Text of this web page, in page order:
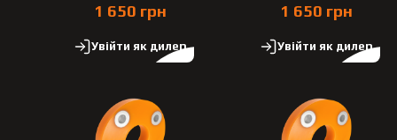
1 650 грн
Увійти як дилер
1 650 грн
Увійти як дилер